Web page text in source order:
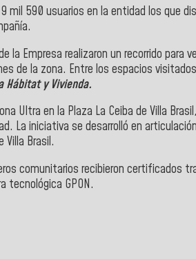
mil 590 usuarios en la entidad los que
la Empresa realizaron un recorrido para
de la zona. Entre los espacios
Hábitat y Vivienda.
Ultra en la Plaza La Ceiba de Villa
La iniciativa se desarrolló en
Villa Brasil.
comunitarios recibieron certificados
tecnológica GPON.